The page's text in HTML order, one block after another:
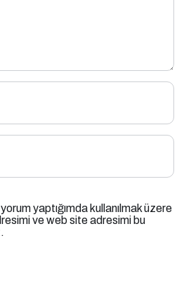
yaptığımda kullanılmak üzere
ve web site adresimi bu